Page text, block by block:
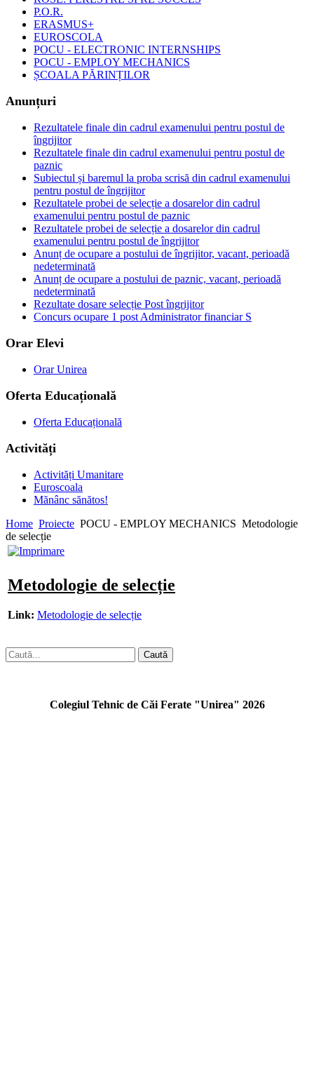
P.O.R.
ERASMUS+
EUROSCOLA
POCU - ELECTRONIC INTERNSHIPS
POCU - EMPLOY MECHANICS
ȘCOALA PĂRINȚILOR
Anunțuri
Rezultatele finale din cadrul examenului pentru postul de
îngrijitor
Rezultatele finale din cadrul examenului pentru postul de
paznic
Subiectul și baremul la proba scrisă din cadrul examenului
pentru postul de îngrijitor
Rezultatele probei de selecție a dosarelor din cadrul
examenului pentru postul de paznic
Rezultatele probei de selecție a dosarelor din cadrul
examenului pentru postul de îngrijitor
Anunț de ocupare a postului de îngrijitor, vacant, perioadă
nedeterminată
Anunț de ocupare a postului de paznic, vacant, perioadă
nedeterminată
Rezultate dosare selecție Post îngrijitor
Concurs ocupare 1 post Administrator financiar S
Orar Elevi
Orar Unirea
Oferta Educațională
Oferta Educațională
Activități
Activități Umanitare
Euroscoala
Mănânc sănătos!
Home Proiecte POCU - EMPLOY MECHANICS Metodologie
de selecție
Metodologie de selecție
Link: Metodologie de selecție
Caută
Colegiul Tehnic de Căi Ferate "Unirea" 2026